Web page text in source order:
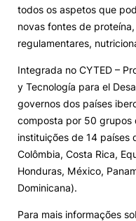
todos os aspetos que
novas fontes de
regulamentares,
Integrada no CYTED –
y Tecnología para el
governos dos países
composta por 50 grupos
instituições de 14 países
Colômbia, Costa Rica,
Honduras, México,
Dominicana).
Para mais informações